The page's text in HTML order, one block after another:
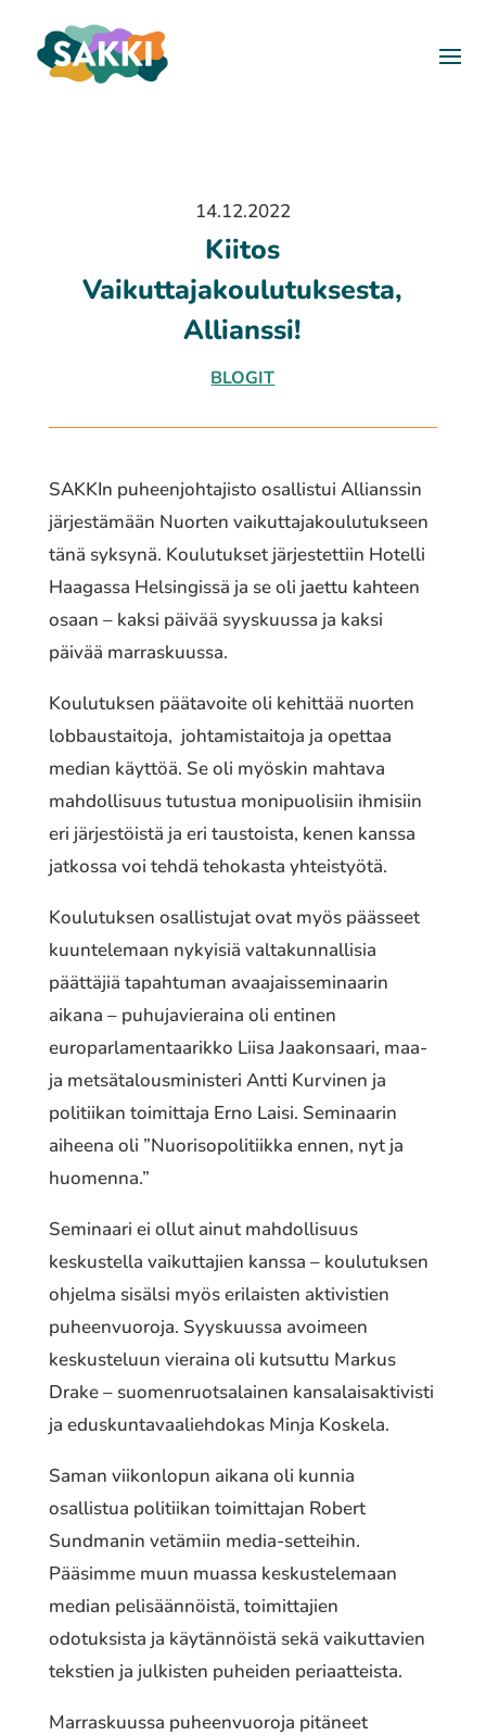
14.12.2022
Kiitos
Vaikuttajakoulutuksesta,
Allianssi!
BLOGIT
SAKKIn puheenjohtajisto osallistui Allianssin
järjestämään Nuorten vaikuttajakoulutukseen
tänä syksynä. Koulutukset järjestettiin Hotelli
Haagassa Helsingissä ja se oli jaettu kahteen
osaan – kaksi päivää syyskuussa ja kaksi
päivää marraskuussa.
Koulutuksen päätavoite oli kehittää nuorten
lobbaustaitoja, johtamistaitoja ja opettaa
median käyttöä. Se oli myöskin mahtava
mahdollisuus tutustua monipuolisiin ihmisiin
eri järjestöistä ja eri taustoista, kenen kanssa
jatkossa voi tehdä tehokasta yhteistyötä.
Koulutuksen osallistujat ovat myös päässeet
kuuntelemaan nykyisiä valtakunnallisia
päättäjiä tapahtuman avaajaisseminaarin
aikana – puhujavieraina oli entinen
europarlamentaarikko Liisa Jaakonsaari, maa-
ja metsätalousministeri Antti Kurvinen ja
politiikan toimittaja Erno Laisi. Seminaarin
aiheena oli ”Nuorisopolitiikka ennen, nyt ja
huomenna.”
Seminaari ei ollut ainut mahdollisuus
keskustella vaikuttajien kanssa – koulutuksen
ohjelma sisälsi myös erilaisten aktivistien
puheenvuoroja. Syyskuussa avoimeen
keskusteluun vieraina oli kutsuttu Markus
Drake – suomenruotsalainen kansalaisaktivisti
ja eduskuntavaaliehdokas Minja Koskela.
Saman viikonlopun aikana oli kunnia
osallistua politiikan toimittajan Robert
Sundmanin vetämiin media-setteihin.
Pääsimme muun muassa keskustelemaan
median pelisäännöistä, toimittajien
odotuksista ja käytännöistä sekä vaikuttavien
tekstien ja julkisten puheiden periaatteista.
Marraskuussa puheenvuoroja pitäneet